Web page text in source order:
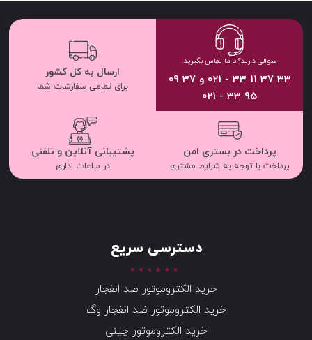
سوالی دارید؟ با ما تماس بگیرید.
33 37 11 33 - 021 و 37 09
95 33 - 021
ارسال به کل کشور
برای تمامی سفارشات شما
پرداخت در بستری امن
پرداخت با توجه به شرایط مشتری
پشتیبانی آنلاین و تلفنی
در ساعات اداری
دسترسی سریع
خرید الکتروموتور ضد انفجار
خرید الکتروموتور ضد انفجار وگ
خرید الکتروموتور چینی